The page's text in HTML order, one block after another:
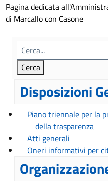
Pagina dedicata
di Marcallo con Casone
Disposizioni
Piano triennale per la
della trasparenza
Atti generali
Oneri informativi per